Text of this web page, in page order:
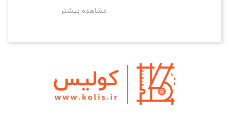
مشاهده بیشتر